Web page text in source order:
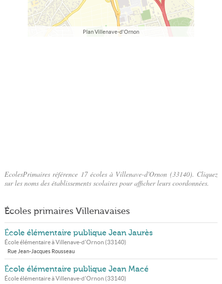
Plan Villenave-d'Ornon
EcolesPrimaires référence 17 écoles à Villenave-d'Ornon (33140). Cliquez
sur les noms des établissements scolaires pour afficher leurs coordonnées.
Écoles primaires Villenavaises
École élémentaire publique Jean Jaurès
École élémentaire àVillenave-d'Ornon (33140)
Rue Jean-Jacques Rousseau
École élémentaire publique Jean Macé
École élémentaire àVillenave-d'Ornon (33140)